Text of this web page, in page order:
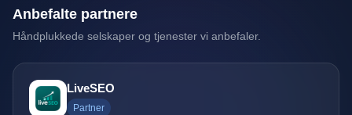
Anbefalte partnere
Håndplukkede selskaper og tjenester vi anbefaler.
LiveSEO
Partner